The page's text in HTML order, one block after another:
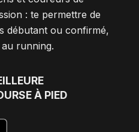
: te permettre de
débutant ou confirmé,
running.
À PIED